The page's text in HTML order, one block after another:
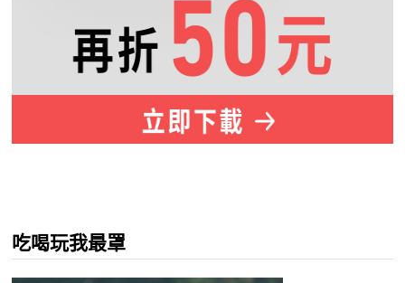
吃喝玩我最罩